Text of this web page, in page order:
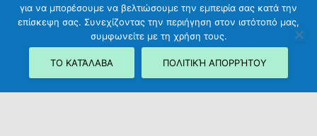
Search …
για να μπορέσουμε να βελτιώσουμε την εμπειρία σας κατά την
επίσκεψη σας. Συνεχίζοντας την περιήγηση στον ιστότοπό μας,
συμφωνείτε με τη χρήση τους.
ΤΟ ΚΑΤΆΛΑΒΑ ΠΟΛΙΤΙΚΉ ΑΠΟΡΡΉΤΟΥ